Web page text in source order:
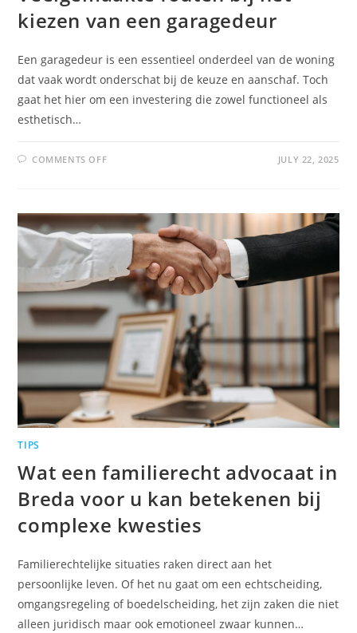
kiezen van een garagedeur
Een garagedeur is een essentieel onderdeel van de woning
dat vaak wordt onderschat bij de keuze en aanschaf. Toch
gaat het hier om een investering die zowel functioneel als
esthetisch…
COMMENTS OFF JULY 22, 2025
TIPS
Wat een familierecht advocaat in
Breda voor u kan betekenen bij
complexe kwesties
Familierechtelijke situaties raken direct aan het
persoonlijke leven. Of het nu gaat om een echtscheiding,
omgangsregeling of boedelscheiding, het zijn zaken die niet
alleen juridisch maar ook emotioneel zwaar kunnen…